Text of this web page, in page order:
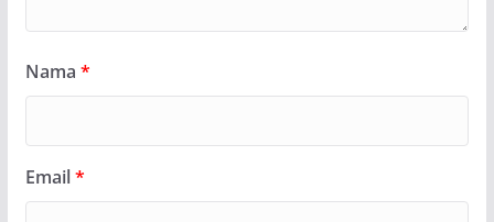
Nama *
Email*